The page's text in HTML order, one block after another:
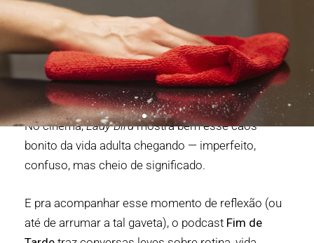
No cinema,Lady Birdmostra bem esse caos
bonito da vida adulta chegando — imperfeito,
confuso, mas cheio de significado.
E pra acompanhar esse momento de reflexão (ou
até de arrumar a tal gaveta), o podcast Fim de